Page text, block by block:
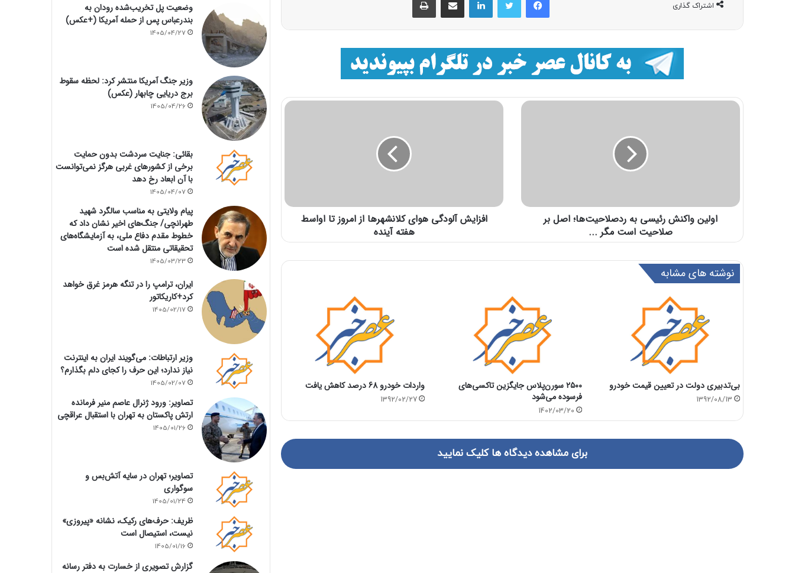
اشتراک گذاری
اولین واکنش رئیسی به ردصلاحیت‌ها؛ اصل بر
صلاحیت است مگر ...
افزایش آلودگی هوای کلانشهرها از امروز تا اواسط
هفته آینده
نوشته های مشابه
بی‌تدبیری دولت در تعیین قیمت خودرو
1392/08/13
۲۵۰۰ سورن‌پلاس جایگزین تاکسی‌های
فرسوده می‌شود
1402/03/20
واردات خودرو 68 درصد کاهش یافت
1392/02/27
برای مشاهده دیدگاه ها کلیک نمایید
وضعیت پل تخریب‌شده رودان به
بندرعباس پس از حمله آمریکا (+عکس)
1405/04/27
وزیر جنگ آمریکا منتشر کرد: لحظه سقوط
برج دریایی چابهار (عکس)
1405/04/26
بقائی: جنایت سردشت بدون حمایت
برخی از کشورهای غربی هرگز نمی‌توانست
با آن ابعاد رخ دهد
1405/04/07
پیام ولایتی به مناسب سالگرد شهید
طهرانچی/ جنگ‌های اخیر نشان داد که
خطوط مقدم دفاع ملی، به آزمایشگاه‌های
تحقیقاتی منتقل شده است
1405/03/23
ایران، ترامپ را در تنگه هرمز غرق خواهد
کرد+کاریکاتور
1405/02/17
وزیر ارتباطات: می‌گویند ایران به اینترنت
نیاز ندارد؛ این حرف را کجای دلم بگذارم؟
1405/02/07
تصاویر: ورود ژنرال عاصم منیر فرمانده
ارتش پاکستان به تهران با استقبال عراقچی
1405/01/26
تصاویر؛ تهران در سایه آتش‌بس و
سوگواری
1405/01/24
ظریف: حرف‌های رکیک، نشانه «پیروزی»
نیست، استیصال است
1405/01/16
گزارش تصویری از خسارت به دفتر رسانه